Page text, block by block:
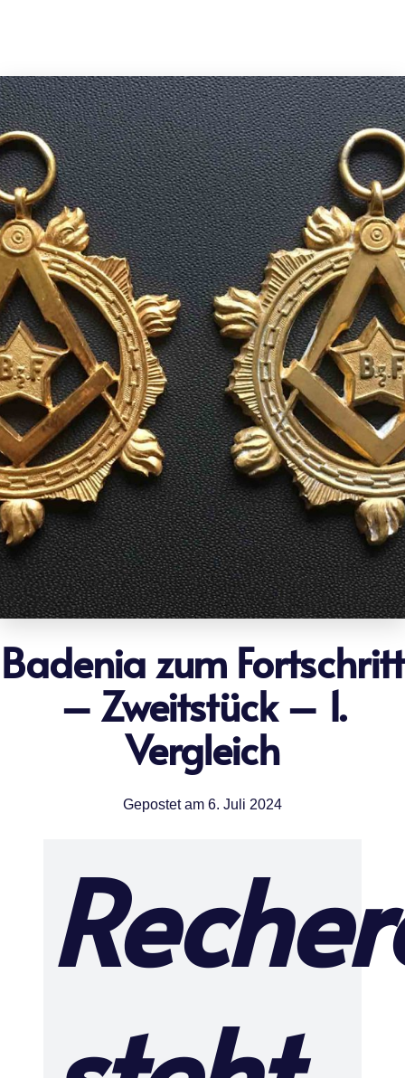
Badenia zum Fortschritt
– Zweitstück – 1.
Vergleich
Gepostet am 6. Juli 2024